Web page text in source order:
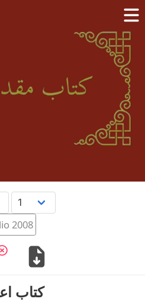
· Hazaragi · Turkmen
2008
کتاب